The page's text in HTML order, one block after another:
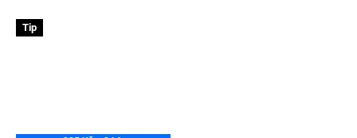
Tip